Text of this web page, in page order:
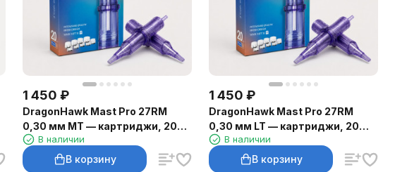
1 450 ₽
DragonHawk Mast Pro 27RM
0,30 мм MT — картриджи, 20
шт.В наличии
В корзину
1 450 ₽
DragonHawk Mast Pro 27RM
0,30 мм LT — картриджи, 20
шт.В наличии
В корзину